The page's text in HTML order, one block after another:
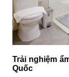
Trải nghiệm
Quốc